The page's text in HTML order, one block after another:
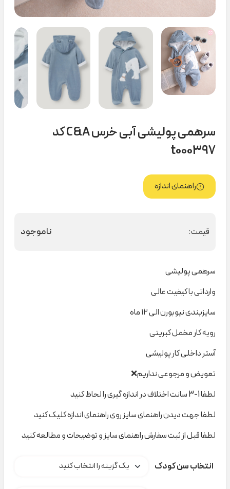
سرهمی پولیشی آبی خرس C&A کد
t000397
راهنمای اندازه
قیمت: ناموجود
سرهمی پولیشی
وارداتی با کیفیت عالی
سایزبندی نیوبورن الی ۱۲ ماه
رویه کار مخمل کبریتی
آستر داخلی کار پولیشی
تعویض و مرجوعی نداریم❌
لطفا 1-3 سانت اختلاف در اندازه گیری را لحاظ کنید
لطفا جهت دیدن راهنمای سایز روی راهنمای اندازه کلیک کنید
لطفا قبل از ثبت سفارش راهنمای سایز و توضیحات و مطالعه کنید
انتخاب سن کودک